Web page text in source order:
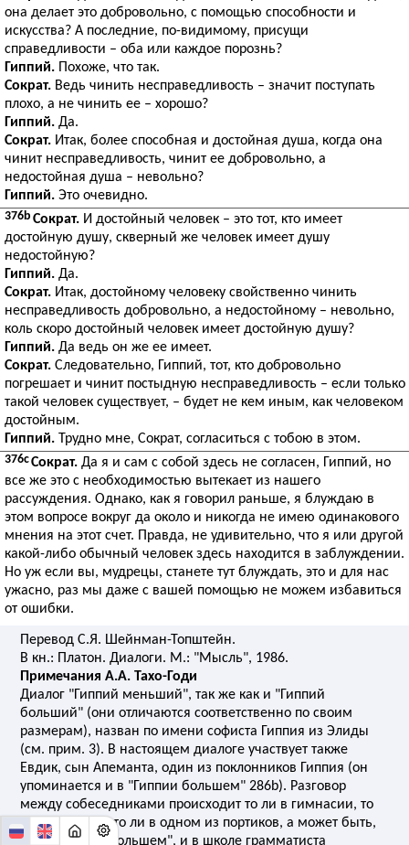
она делает это добровольно, с помощью способности и
искусства? А последние, по-видимому, присущи
справедливости – оба или каждое порознь?
Гиппий. Похоже, что так.
Сократ. Ведь чинить несправедливость – значит поступать
плохо, а не чинить ее – хорошо?
Гиппий. Да.
Сократ. Итак, более способная и достойная душа, когда она
чинит несправедливость, чинит ее добровольно, а
недостойная душа – невольно?
Гиппий. Это очевидно.
376b Сократ. И достойный человек – это тот, кто имеет
достойную душу, скверный же человек имеет душу
недостойную?
Гиппий. Да.
Сократ. Итак, достойному человеку свойственно чинить
несправедливость добровольно, а недостойному – невольно,
коль скоро достойный человек имеет достойную душу?
Гиппий. Да ведь он же ее имеет.
Сократ. Следовательно, Гиппий, тот, кто добровольно
погрешает и чинит постыдную несправедливость – если только
такой человек существует, – будет не кем иным, как человеком
достойным.
Гиппий. Трудно мне, Сократ, согласиться с тобою в этом.
376cСократ. Да я и сам с собой здесь не согласен, Гиппий, но
все же это с необходимостью вытекает из нашего
рассуждения. Однако, как я говорил раньше, я блуждаю в
этом вопросе вокруг да около и никогда не имею одинакового
мнения на этот счет. Правда, не удивительно, что я или другой
какой-либо обычный человек здесь находится в заблуждении.
Но уж если вы, мудрецы, станете тут блуждать, это и для нас
ужасно, раз мы даже с вашей помощью не можем избавиться
от ошибки.
Перевод С.Я. Шейнман-Топштейн.
В кн.: Платон. Диалоги. М.: "Мысль", 1986.
Примечания А.А. Тахо-Годи
Диалог "Гиппий меньший", так же как и "Гиппий
больший" (они отличаются соответственно по своим
размерам), назван по имени софиста Гиппия из Элиды
(см. прим. 3). В настоящем диалоге участвует также
Евдик, сын Апеманта, один из поклонников Гиппия (он
упоминается и в "Гиппии большем" 286b). Разговор
между собеседниками происходит то ли в гимнасии, то
ли в палестре, то ли в одном из портиков, а может быть,
как в "Гиппии большем", и в школе грамматиста